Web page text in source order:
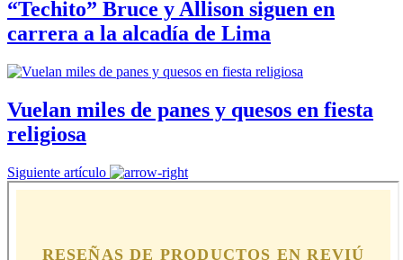
“Techito” Bruce y Allison siguen en
carrera a la alcadía de Lima
Vuelan miles de panes y quesos en fiesta
religiosa
Siguiente artículo